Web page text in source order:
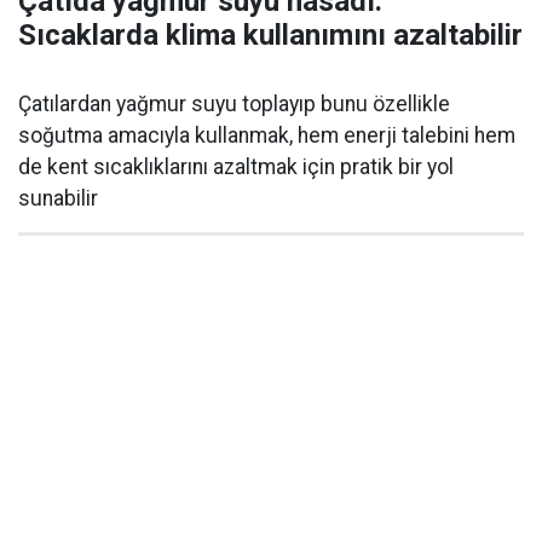
Sıcaklarda klima kullanımını azaltabilir
Çatılardan yağmur suyu toplayıp bunu özellikle
soğutma amacıyla kullanmak, hem enerji talebini hem
de kent sıcaklıklarını azaltmak için pratik bir yol
sunabilir